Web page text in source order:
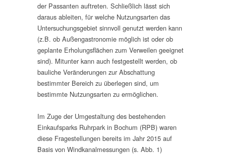
der Passanten auftreten. Schließlich lässt sich
daraus ableiten, für welche Nutzungsarten das
Untersuchungsgebiet sinnvoll genutzt werden kann
(z.B. ob Außengastronomie möglich ist oder ob
geplante Erholungsflächen zum Verweilen geeignet
sind). Mitunter kann auch festgestellt werden, ob
bauliche Veränderungen zur Abschattung
bestimmter Bereich zu überlegen sind, um
bestimmte Nutzungsarten zu ermöglichen.
Im Zuge der Umgestaltung des bestehenden
Einkaufsparks Ruhrpark in Bochum (RPB) waren
diese Fragestellungen bereits im Jahr 2015 auf
Basis von Windkanalmessungen (s. Abb. 1)